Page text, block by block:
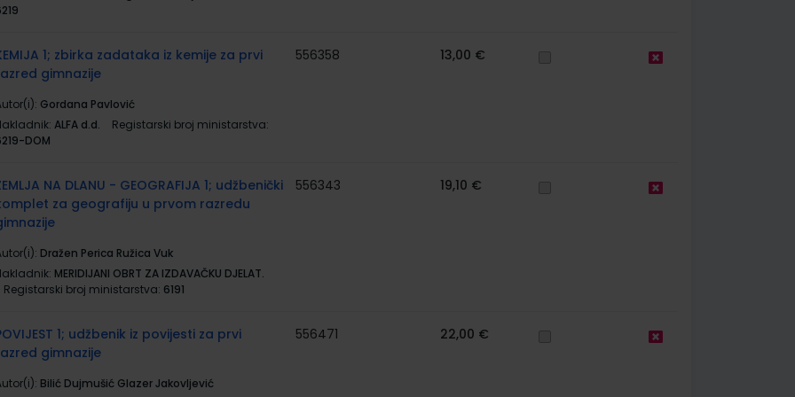
1; zbirka zadataka iz kemije za prvi
gimnazije
Gordana Pavlović
ALFA d.d.
Registarski broj ministarstva:
DOM
556358 13,00 €
NA DLANU - GEOGRAFIJA 1; udžbenički
za geografiju u prvom razredu
Dražen Perica Ružica Vuk
MERIDIJANI OBRT ZA IZDAVAČKU DJELAT.
Registarski broj ministarstva: 6191
556343 19,10 €
1; udžbenik iz povijesti za prvi
gimnazije
Bilić Dujmušić Glazer Jakovljević
556471 22,00 €